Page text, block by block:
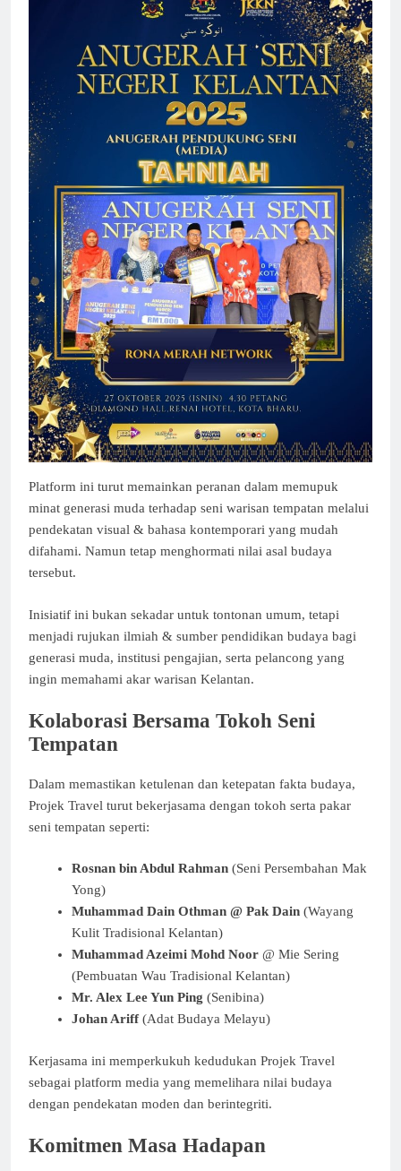
Platform ini turut memainkan peranan dalam memupuk
minat generasi muda terhadap seni warisan tempatan melalui
pendekatan visual & bahasa kontemporari yang mudah
difahami. Namun tetap menghormati nilai asal budaya
tersebut.
Inisiatif ini bukan sekadar untuk tontonan umum, tetapi
menjadi rujukan ilmiah & sumber pendidikan budaya bagi
generasi muda, institusi pengajian, serta pelancong yang
ingin memahami akar warisan Kelantan.
Kolaborasi Bersama Tokoh Seni
Tempatan
Dalam memastikan ketulenan dan ketepatan fakta budaya,
Projek Travel turut bekerjasama dengan tokoh serta pakar
seni tempatan seperti:
Rosnan bin Abdul Rahman(Seni Persembahan Mak
Yong)
Muhammad Dain Othman @ Pak Dain(Wayang
Kulit Tradisional Kelantan)
Muhammad Azeimi Mohd Noor @ Mie Sering
(Pembuatan Wau Tradisional Kelantan)
Mr. Alex Lee Yun Ping (Senibina)
Johan Ariff (Adat Budaya Melayu)
Kerjasama ini memperkukuh kedudukan Projek Travel
sebagai platform media yang memelihara nilai budaya
dengan pendekatan moden dan berintegriti.
Komitmen Masa Hadapan